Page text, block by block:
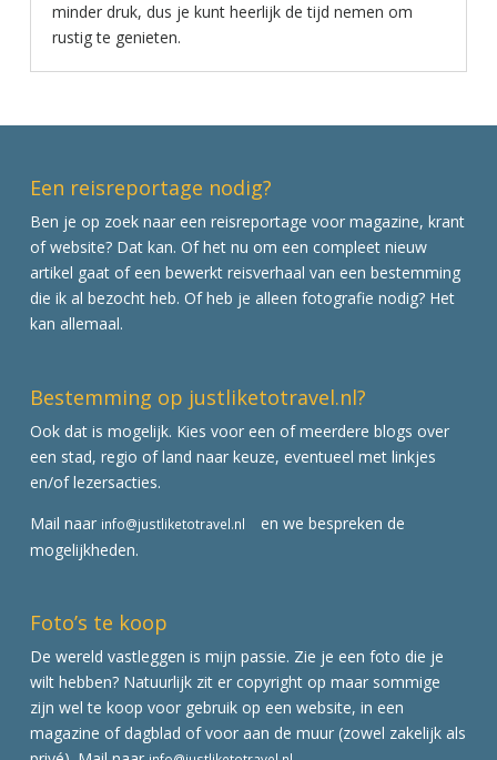
minder druk, dus je kunt heerlijk de tijd nemen om
rustig te genieten.
Een reisreportage nodig?
Ben je op zoek naar een reisreportage voor magazine, krant
of website? Dat kan. Of het nu om een compleet nieuw
artikel gaat of een bewerkt reisverhaal van een bestemming
die ik al bezocht heb. Of heb je alleen fotografie nodig? Het
kan allemaal.
Bestemming op justliketotravel.nl?
Ook dat is mogelijk. Kies voor een of meerdere blogs over
een stad, regio of land naar keuze, eventueel met linkjes
en/of lezersacties.
Mail naar info@justliketotravel.nl
en we bespreken de
mogelijkheden.
Foto’s te koop
De wereld vastleggen is mijn passie. Zie je een foto die je
wilt hebben? Natuurlijk zit er copyright op maar sommige
zijn wel te koop voor gebruik op een website, in een
magazine of dagblad of voor aan de muur (zowel zakelijk als